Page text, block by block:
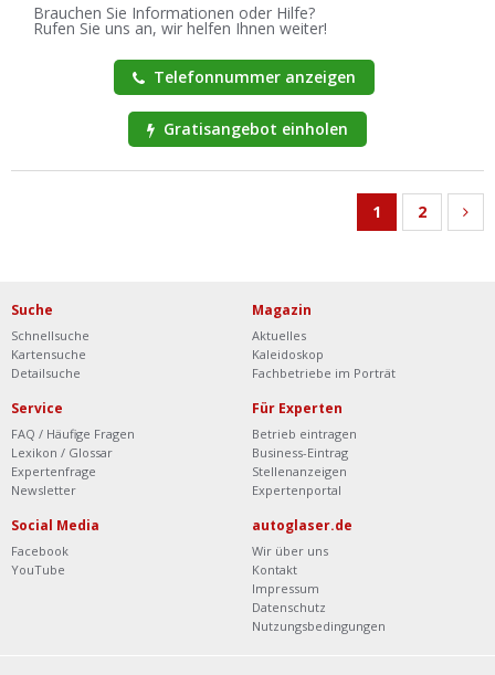
Brauchen Sie Informationen oder Hilfe?
Rufen Sie uns an, wir helfen Ihnen weiter!
Telefonnummer anzeigen
Gratisangebot einholen
1 2
Suche
Schnellsuche
Kartensuche
Detailsuche
Magazin
Aktuelles
Kaleidoskop
Fachbetriebe im Porträt
Service
FAQ / Häufige Fragen
Lexikon / Glossar
Expertenfrage
Newsletter
Für Experten
Betrieb eintragen
Business-Eintrag
Stellenanzeigen
Expertenportal
Social Media
Facebook
YouTube
autoglaser.de
Wir über uns
Kontakt
Impressum
Datenschutz
Nutzungsbedingungen